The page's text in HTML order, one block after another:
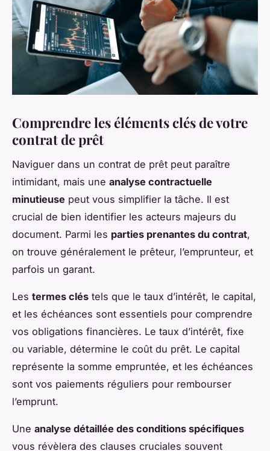
Comprendre les éléments clés de votre
contrat de prêt
Naviguer dans un contrat de prêt peut paraître
intimidant, mais une analyse contractuelle
minutieuse peut vous simplifier la tâche. Il est
crucial de bien identifier les acteurs majeurs du
document. Parmi les parties prenantes du contrat,
on trouve généralement le prêteur, l’emprunteur, et
parfois un garant.
Les termes clés tels que le taux d’intérêt, le capital,
et les échéances sont essentiels pour comprendre
vos obligations financières. Le taux d’intérêt, fixe
ou variable, détermine le coût du prêt. Le capital
représente la somme empruntée, et les échéances
sont vos paiements réguliers pour rembourser
l’emprunt.
Une analyse détaillée des conditions spécifiques
vous révèlera des clauses cruciales souvent